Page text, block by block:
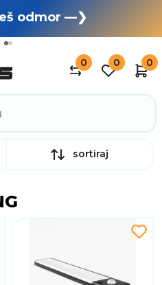
odmor —❯
RASPRODAJA —❯
0 0 0
sortiraj